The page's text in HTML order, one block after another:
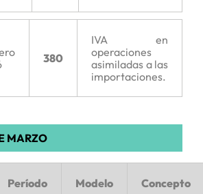
380
IVA en
operaciones
asimiladas a las
importaciones.
MARZO
Período Modelo Concepto